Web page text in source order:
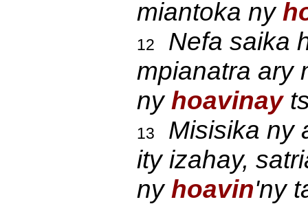
miantoka ny
12
Nefa saika
mpianatra ary
ny hoavinay
13
Misisika ny
ity izahay,
ny hoavin'ny